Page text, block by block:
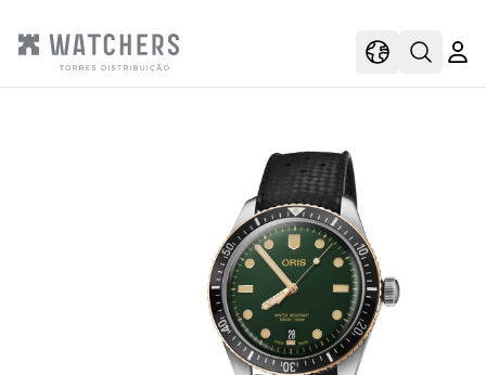
viewOpen